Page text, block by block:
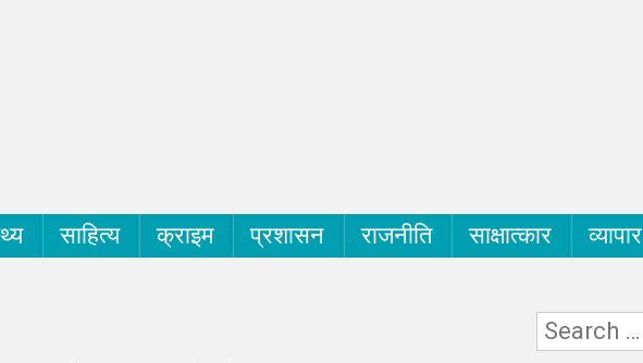
साहित्य क्राइम प्रशासन राजनीति साक्षात्कार व्यापार